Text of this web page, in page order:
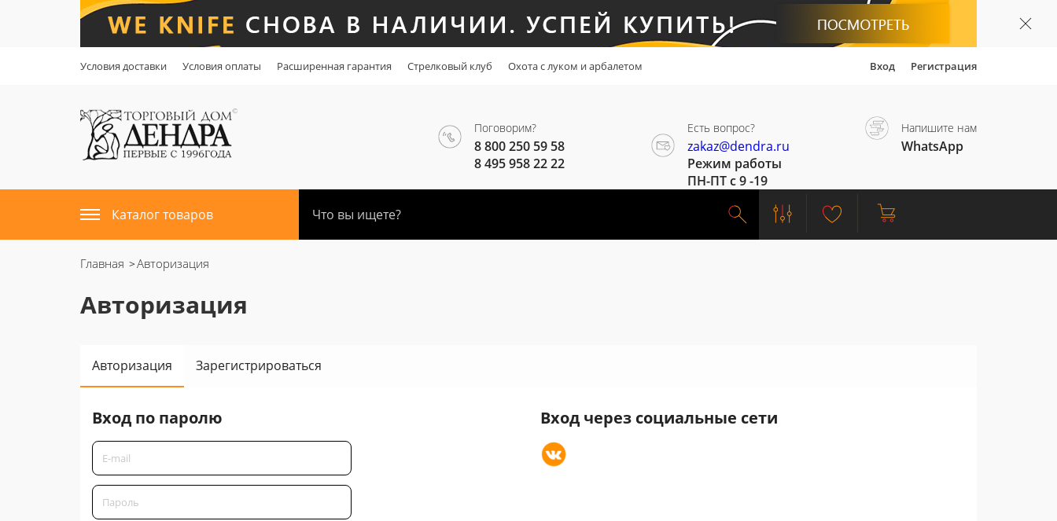
Условия доставки Условия оплаты Расширенная гарантия Стрелковый клуб Охота с луком и арбалетом Вход Регистрация
Поговорим?
8 800 250 59 58
8 495 958 22 22
Есть вопрос?
zakaz@dendra.ru
Режим работы
ПН-ПТ с 9 -19
Напишите нам
WhatsApp
Каталог товаров
Главная Авторизация
Авторизация
Авторизация Зарегистрироваться
Вход по паролю Вход через социальные сети